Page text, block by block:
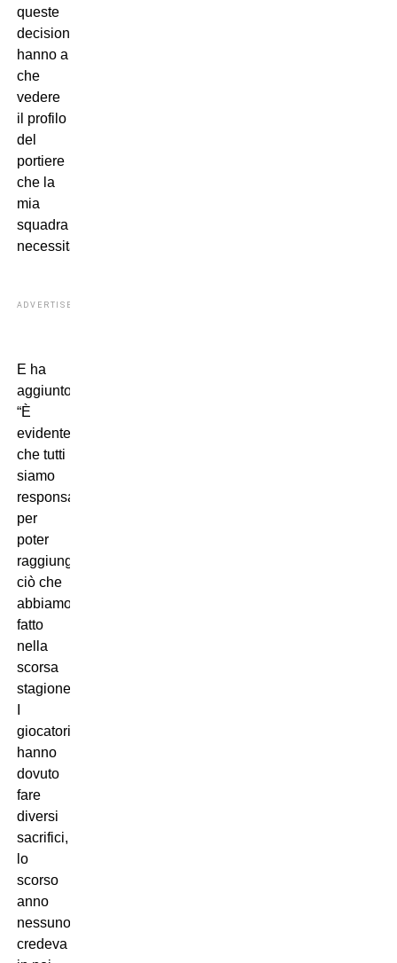
queste
decisioni
hanno a
che
vedere
il profilo
del
portiere
che la
mia
squadra
necessita”.
ADVERTISEMENT
E ha
aggiunto:
“È
evidente
che tutti
siamo
responsabili
per
poter
raggiungere
ciò che
abbiamo
fatto
nella
scorsa
stagione.
giocatori
hanno
dovuto
fare
diversi
sacrifici,
lo
scorso
anno
nessuno
credeva